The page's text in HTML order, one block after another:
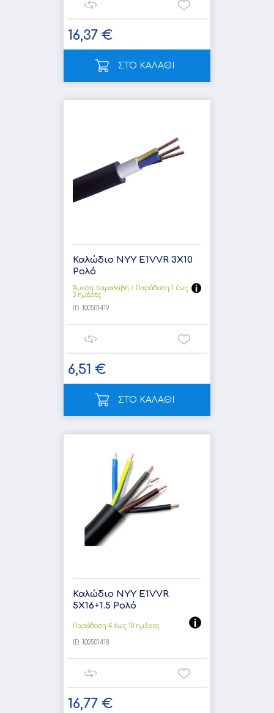
16,37 €
ΣΤΟ ΚΑΛΑΘΙ
Καλώδιο NYY E1VVR 3X10
Ρολό
Άμεση παραλαβή / Παράδoση 1 έως
3 ημέρες
ID: 100501419
6,51 €
ΣΤΟ ΚΑΛΑΘΙ
Καλώδιο NYY E1VVR
5X16+1.5 Ρολό
Παράδοση 4 έως 10 ημέρες
ID: 100501418
16,77 €